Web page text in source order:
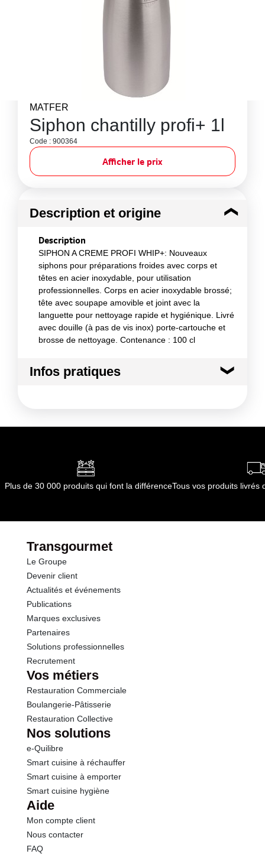
MATFER
Siphon chantilly profi+ 1l
Code : 900364
Afficher le prix
Description et origine
Description
SIPHON A CREME PROFI WHIP+: Nouveaux
siphons pour préparations froides avec corps et
têtes en acier inoxydable, pour utilisation
professionnelles. Corps en acier inoxydable brossé;
tête avec soupape amovible et joint avec la
languette pour nettoyage rapide et hygiénique. Livré
avec douille (à pas de vis inox) porte-cartouche et
brosse de nettoyage. Contenance : 100 cl
Infos pratiques
Conformément aux informations transmises
Plus de 30 000 produits qui font la différenceTous vos produits livrés
Transgourmet
Le Groupe
Devenir client
Actualités et événements
Publications
Marques exclusives
Partenaires
Solutions professionnelles
Recrutement
Vos métiers
Restauration Commerciale
Boulangerie-Pâtisserie
Restauration Collective
Nos solutions
e-Quilibre
Smart cuisine à réchauffer
Smart cuisine à emporter
Smart cuisine hygiène
Aide
Mon compte client
Nous contacter
FAQ